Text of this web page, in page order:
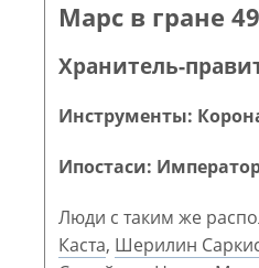
Марс в гране
Хранитель-
Инструменты:
Ипостаси:
Люди с таким же
Каста, Шерилин